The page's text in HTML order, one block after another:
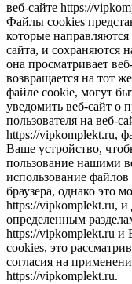
веб-сайте https://
Файлы cookies
которые направляются
сайта, и сохраняются
она просматривает
возвращается на тот
файле cookie, могут
уведомить веб-сайт о
пользователя на веб-
https://vipkomplekt.ru,
Ваше устройство,
пользование нашими
использование
браузера, однако это
https://vipkomplekt.ru, и
определенным
https://vipkomplekt.ru
cookies, это
согласия на
https://vipkomplekt.ru.